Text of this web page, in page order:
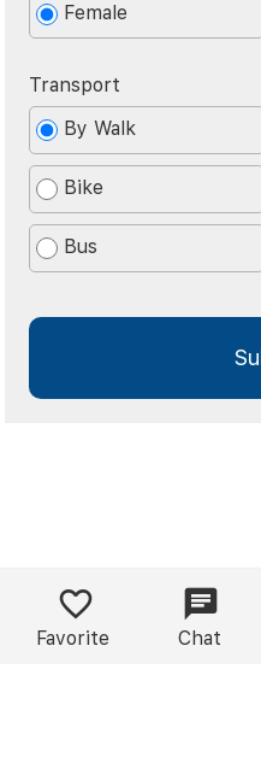
Female
Transport
By Walk
Bike
Bus
Favorite Chat